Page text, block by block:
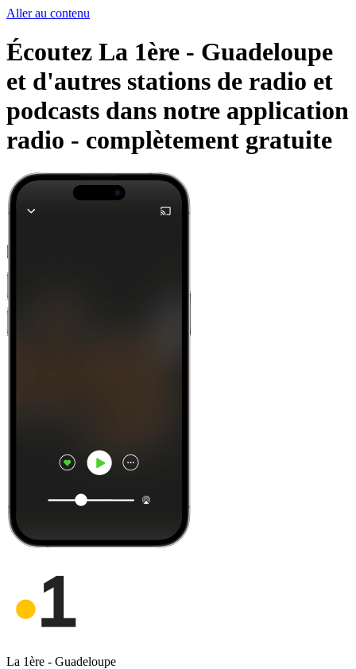
Aller au contenu
Écoutez La 1ère - Guadeloupe
et d'autres stations de radio et
podcasts dans notre application
radio - complètement gratuite
La 1ère - Guadeloupe